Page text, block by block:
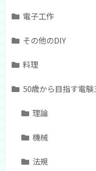
電子工作
その他のDIY
料理
50歳から目指す電
理論
機械
法規